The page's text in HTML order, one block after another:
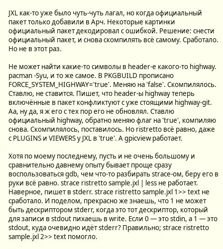
JXL как-то уже было чуть-чуть лагал, но когда официальный
пакет только добавили в Арч. Некоторые картинки
официальный пакет декодировал с ошибкой. Решение: снести
официальный пакет, и снова скомпилять всё самому. Сработало.
Но не в этот раз.
Не может найти какие-то символы в header-е какого-то highway.
pacman -Syu, и то же самое. В PKGBUILD прописано
FORCE_SYSTEM_HIGHWAY='true'. Меняю на 'false'. Скомпилялось.
Ставлю, не ставится. Пишет, что header-ы highway теперь
включённые в пакет конфликтуют с уже стоящими highway-git.
Аа, ну да, я ж его с тех пор его не обновлял. Ставлю
официальный highway, обратно меняю флаг на 'true', компиляю
снова. Скомпилялось, поставилось. Но ristretto всё равно, даже
с PLUGINS и VIEWERS у JXL в 'true'. А gpicview работает.
Хотя по моему последнему, пусть и не очень большому и
сравнительно давнему опыту бывает проще сразу
воспользоваться gdb, чем что-то разбирать strace-ом, беру его в
руки всё равно. strace ristretto sample.jxl | less не работает.
Наверное, пишет в stderr. strace ristretto sample.jxl 1>> text не
сработало. И поделом, прекрасно же знаешь, что 1 не может
быть дескриптором stderr, когда это тот дескриптор, который
для записи в stdout пихаешь в write. Если 0 — это stdin, а 1 — это
stdout, куда очевидно идёт stderr? Правильно; strace ristretto
sample.jxl 2>> text помогло.